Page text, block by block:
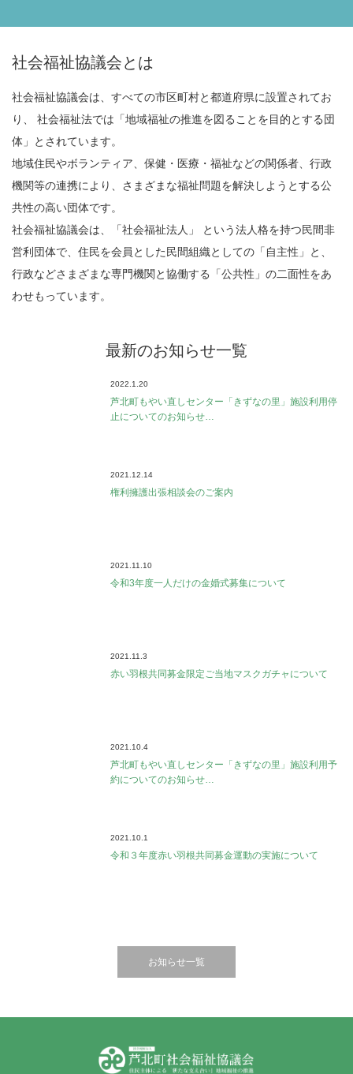
社会福祉協議会とは
社会福祉協議会は、すべての市区町村と都道府県に設置されてお
り、 社会福祉法では「地域福祉の推進を図ることを目的とする団
体」とされています。
地域住民やボランティア、保健・医療・福祉などの関係者、行政
機関等の連携により、さまざまな福祉問題を解決しようとする公
共性の高い団体です。
社会福祉協議会は、「社会福祉法人」 という法人格を持つ民間非
営利団体で、住民を会員とした民間組織としての「自主性」と、
行政などさまざまな専門機関と協働する「公共性」の二面性をあ
わせもっています。
最新のお知らせ一覧
2022.1.20
芦北町もやい直しセンター「きずなの里」施設利用停
止についてのお知らせ…
2021.12.14
権利擁護出張相談会のご案内
2021.11.10
令和3年度一人だけの金婚式募集について
2021.11.3
赤い羽根共同募金限定ご当地マスクガチャについて
2021.10.4
芦北町もやい直しセンター「きずなの里」施設利用予
約についてのお知らせ…
2021.10.1
令和３年度赤い羽根共同募金運動の実施について
お知らせ一覧